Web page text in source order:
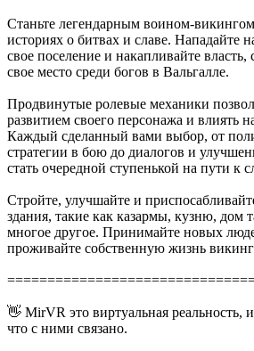
Станьте легендарным воином-
историях о битвах и славе. Нападайте
свое поселение и накапливайте власть,
свое место среди богов в Вальгалле.
Продвинутые ролевые механики
развитием своего персонажа и влиять
Каждый сделанный вами выбор, от
стратегии в бою до диалогов и
стать очередной ступенькой на пути к
Стройте, улучшайте и
здания, такие как казармы, кузню, дом
многое другое. Принимайте новых
проживайте собственную жизнь
👋 MirVR это виртуальная реальность,
что с ними связано.